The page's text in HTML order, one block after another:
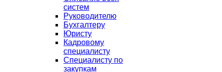
систем
Руководителю
Бухгалтеру
Юристу
Кадровому
специалисту
Специалисту по
закупкам